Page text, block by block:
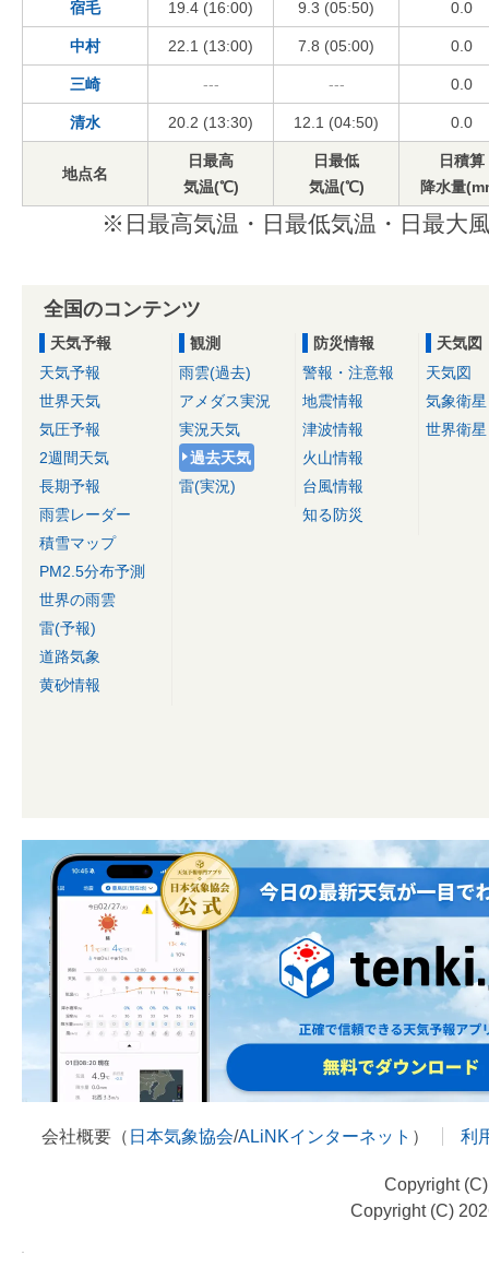
宿毛 19.4 (16:00) 9.3 (05:50) 0.0
中村 22.1 (13:00) 7.8 (05:00) 0.0
三崎 --- --- 0.0
清水 20.2 (13:30) 12.1 (04:50) 0.0
地点名
日最高
気温(℃)
日最低
気温(℃)
日積算
降水量
※日最高気温・日最低気温・日最大
全国のコンテンツ
天気予報
天気予報
世界天気
気圧予報
2週間天気
長期予報
雨雲レーダー
積雪マップ
PM2.5分布予測
世界の雨雲
雷(予報)
道路気象
黄砂情報
観測
雨雲(過去)
アメダス実況
実況天気
過去天気
雷(実況)
防災情報
警報・注意報
地震情報
津波情報
火山情報
台風情報
知る防災
天気図
天気図
気象衛星
世界衛星
会社概要（ 日本気象協会/ALiNKインターネット ） 利
Copyright
Copyright (C)